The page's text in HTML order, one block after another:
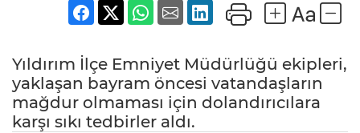
Yıldırım İlçe Emniyet Müdürlüğü ekipleri,
yaklaşan bayram öncesi vatandaşların
mağdur olmaması için dolandırıcılara
karşı sıkı tedbirler aldı.